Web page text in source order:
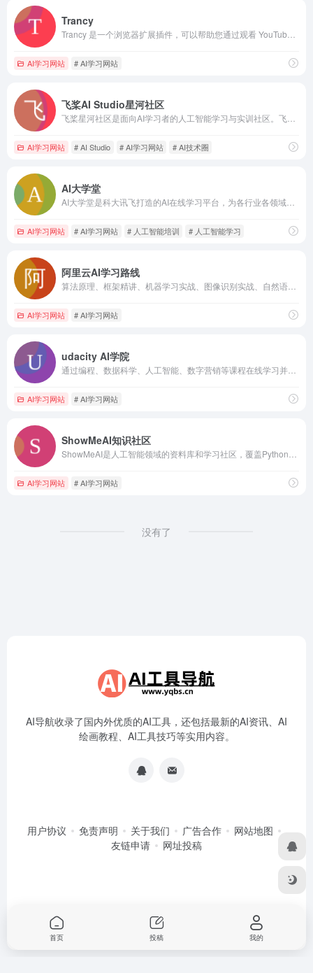
Trancy
AI学习网站 # AI学习网站
飞桨AI Studio星河社区
AI学习网站 # AI Studio # AI学习网站 # AI技术圈
AI大学堂
AI学习网站 # AI学习网站 # 人工智能培训 # 人工智能学习
阿里云AI学习路线
AI学习网站 # AI学习网站
udacity AI学院
AI学习网站 # AI学习网站
ShowMeAI知识社区
AI学习网站 # AI学习网站
没有了
AI导航收录了国内外优质的AI工具，还包括最新的AI资讯、AI
绘画教程、AI工具技巧等实用内容。
用户协议 免责声明 关于我们 广告合作
网站地图
友链申请
网址投稿
首页 投稿 我的